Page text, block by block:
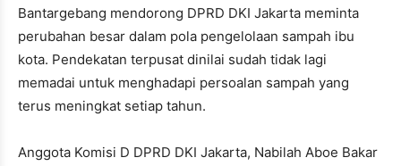
Bantargebang mendorong DPRD DKI Jakarta meminta
perubahan besar dalam pola pengelolaan sampah ibu
kota. Pendekatan terpusat dinilai sudah tidak lagi
memadai untuk menghadapi persoalan sampah yang
terus meningkat setiap tahun.
Anggota Komisi D DPRD DKI Jakarta, Nabilah Aboe Bakar